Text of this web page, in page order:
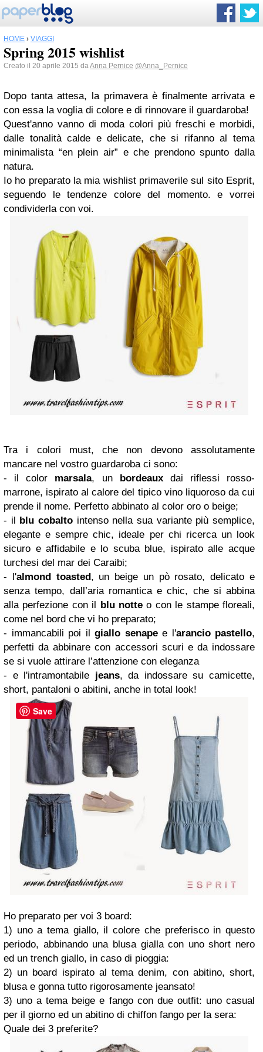
HOME › VIAGGI
Spring 2015 wishlist
Creato il 20 aprile 2015 daAnna Pernice @Anna_Pernice
Dopo tanta attesa, la primavera è finalmente arrivata e
con essa la voglia di colore e di rinnovare il guardaroba!
Quest'anno vanno di moda colori più freschi e morbidi,
dalle tonalità calde e delicate, che si rifanno al tema
minimalista “en plein air” e che prendono spunto dalla
natura.
Io ho preparato la mia wishlist primaverile sul sito Esprit,
seguendo le tendenze colore del momento. e vorrei
condividerla con voi.
Tra i colori must, che non devono assolutamente
mancare nel vostro guardaroba ci sono:
- il color marsala, un bordeauxdai riflessi rosso-
marrone, ispirato al calore del tipico vino liquoroso da cui
prende il nome. Perfetto abbinato al color oro o beige;
- il blu cobalto intenso nella sua variante più semplice,
elegante e sempre chic, ideale per chi ricerca un look
sicuro e affidabile e lo scuba blue, ispirato alle acque
turchesi del mar dei Caraibi;
- l'almond toasted, un beige un pò rosato, delicato e
senza tempo, dall’aria romantica e chic, che si abbina
alla perfezione con il blu notte o con le stampe floreali,
come nel bord che vi ho preparato;
- immancabili poi il giallo senapee l'arancio pastello,
perfetti da abbinare con accessori scuri e da indossare
se si vuole attirare l’attenzione con eleganza
- e l'intramontabile jeans, da indossare su camicette,
short, pantaloni o abitini, anche in total look!
Ho preparato per voi 3 board:
1) uno a tema giallo, il colore che preferisco in questo
periodo, abbinando una blusa gialla con uno short nero
ed un trench giallo, in caso di pioggia:
2) un board ispirato al tema denim, con abitino, short,
blusa e gonna tutto rigorosamente jeansato!
3) uno a tema beige e fango con due outfit: uno casual
per il giorno ed un abitino di chiffon fango per la sera:
Quale dei 3 preferite?
Save